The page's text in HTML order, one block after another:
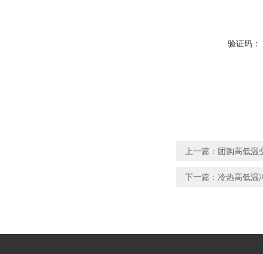
验证码：
上一篇： 团购高低温
下一篇： 冷热高低温